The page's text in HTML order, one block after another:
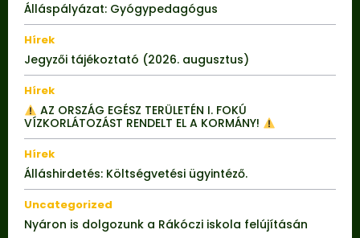
Álláspályázat: Gyógypedagógus
Hírek
Jegyzői tájékoztató (2026. augusztus)
Hírek
AZ ORSZÁG EGÉSZ TERÜLETÉN I. FOKÚ
VÍZKORLÁTOZÁST RENDELT EL A KORMÁNY!
Hírek
Álláshirdetés: Költségvetési ügyintéző.
Uncategorized
Nyáron is dolgozunk a Rákóczi iskola felújításán